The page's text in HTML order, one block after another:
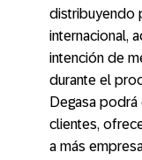
distribuyendo
internacional,
intención de
durante el
Degasa
clientes,
a más